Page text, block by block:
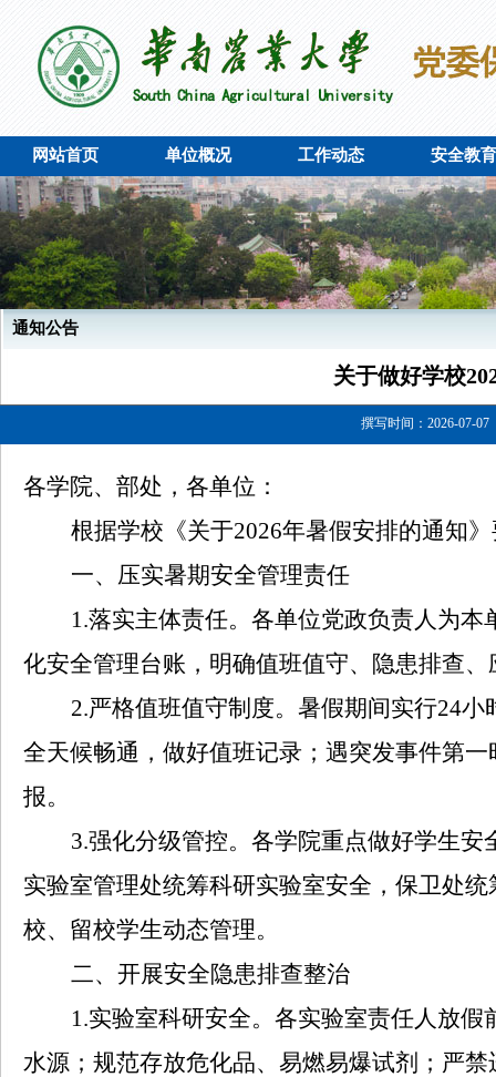
网站首页 单位概况 工作动态 安全教育
通知公告
关于做好学校
撰写时间：2026-07-07
各学院、部处，各单位：
根据学校《关于2026年暑假安排的通知
一、压实暑期安全管理责任
1.落实主体责任。各单位党政负责人为
化安全管理台账，明确值班值守、隐患排查
2.严格值班值守制度。暑假期间实行24小
全天候畅通，做好值班记录；遇突发事件第
报。
3.强化分级管控。各学院重点做好学生
实验室管理处统筹科研实验室安全，保卫处
校、留校学生动态管理。
二、开展安全隐患排查整治
1.实验室科研安全。各实验室责任人放
水源；规范存放危化品、易燃易爆试剂；严